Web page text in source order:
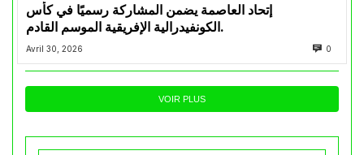
إتحاد العاصمة يضمن المشاركة رسميًا في كأس
الكونفيدرالية الإفريقية الموسم القادم.
Avril 30, 2026 0
VOIR PLUS